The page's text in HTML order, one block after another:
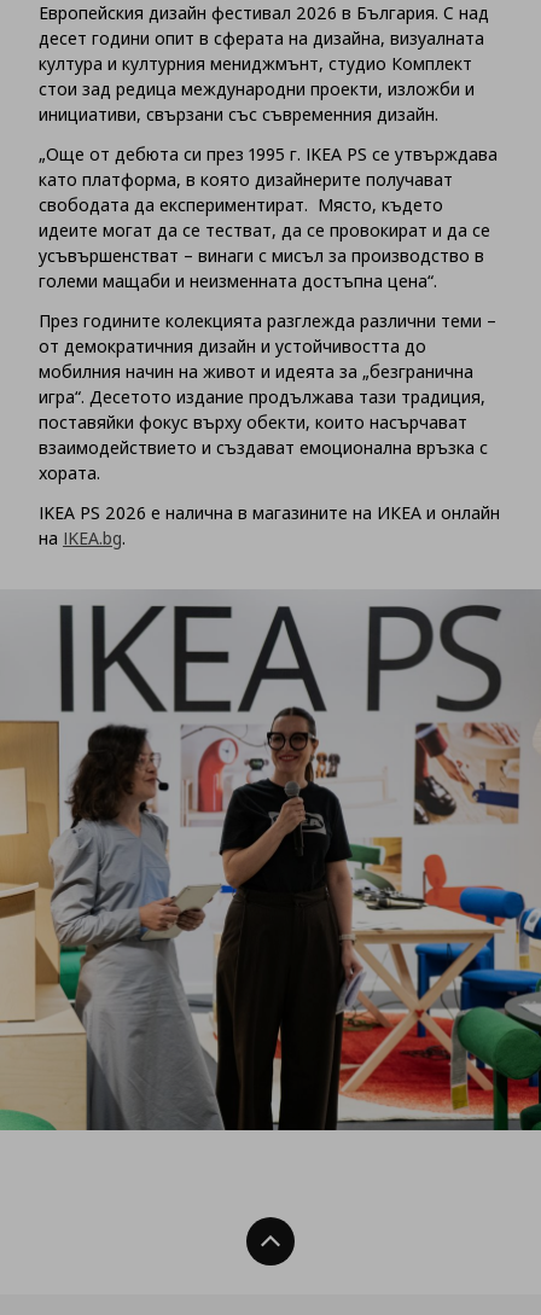
Европейския дизайн фестивал 2026 в България. С над
десет години опит в сферата на дизайна, визуалната
култура и културния мениджмънт, студио Комплект
стои зад редица международни проекти, изложби и
инициативи, свързани със съвременния дизайн.
„Още от дебюта си през 1995 г. IKEA PS се утвърждава
като платформа, в която дизайнерите получават
свободата да експериментират. Място, където
идеите могат да се тестват, да се провокират и да се
усъвършенстват – винаги с мисъл за производство в
големи мащаби и неизменната достъпна цена“.
През годините колекцията разглежда различни теми –
от демократичния дизайн и устойчивостта до
мобилния начин на живот и идеята за „безгранична
игра“. Десетото издание продължава тази традиция,
поставяйки фокус върху обекти, които насърчават
взаимодействието и създават емоционална връзка с
хората.
IKEA PS 2026 е налична в магазините на ИКЕА и онлайн
на IKEA.bg.
Нагоре